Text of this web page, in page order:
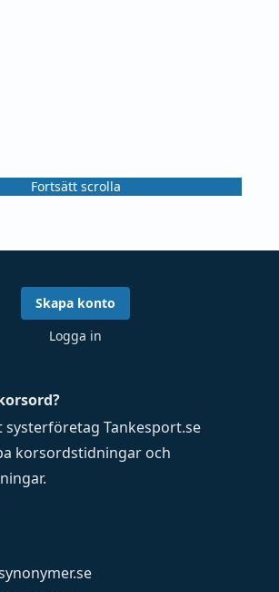
Fortsätt scrolla
systerföretag Tankesport.se
korsordstidningar och
.
Skapa konto
Logga in